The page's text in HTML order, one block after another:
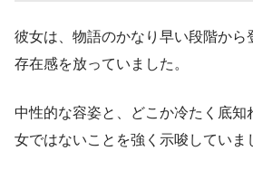
彼女は、物語のかなり早い段階から
存在感を放っていました。
中性的な容姿と、どこか冷たく底知
女ではないことを強く示唆していま